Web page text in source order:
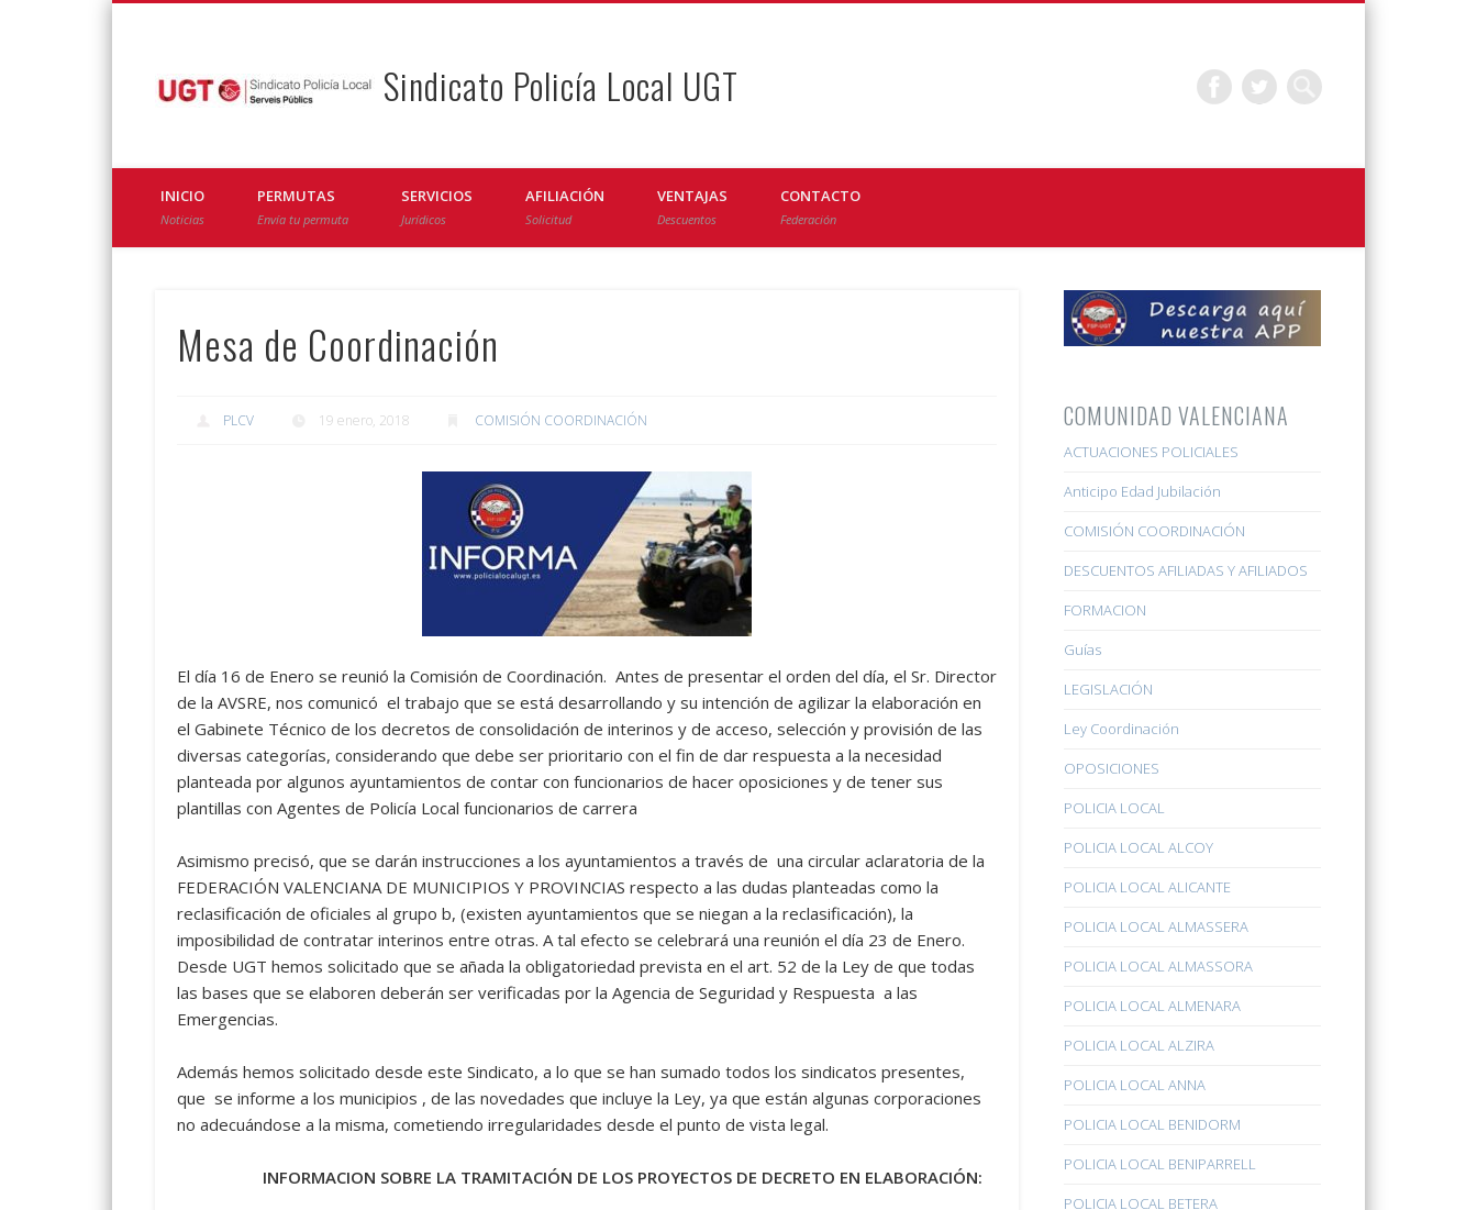
Sindicato Policía Local UGT
FacebookTwitter
INICIO
Noticias
PERMUTAS
Envía tu permuta
SERVICIOS
Jurídicos
AFILIACIÓN
Solicitud
VENTAJAS
Descuentos
CONTACTO
Federación
Mesa de Coordinación
PLCV 19 enero, 2018 COMISIÓN COORDINACIÓN
El día 16 de Enero se reunió la Comisión de Coordinación. Antes de presentar el orden del día, el Sr. Director
de la AVSRE, nos comunicó el trabajo que se está desarrollando y su intención de agilizar la elaboración en
el Gabinete Técnico de los decretos de consolidación de interinos y de acceso, selección y provisión de las
diversas categorías, considerando que debe ser prioritario con el fin de dar respuesta a la necesidad
planteada por algunos ayuntamientos de contar con funcionarios de hacer oposiciones y de tener sus
plantillas con Agentes de Policía Local funcionarios de carrera
Asimismo precisó, que se darán instrucciones a los ayuntamientos a través de una circular aclaratoria de la
FEDERACIÓN VALENCIANA DE MUNICIPIOS Y PROVINCIAS respecto a las dudas planteadas como la
reclasificación de oficiales al grupo b, (existen ayuntamientos que se niegan a la reclasificación), la
imposibilidad de contratar interinos entre otras. A tal efecto se celebrará una reunión el día 23 de Enero.
Desde UGT hemos solicitado que se añada la obligatoriedad prevista en el art. 52 de la Ley de que todas
las bases que se elaboren deberán ser verificadas por la Agencia de Seguridad y Respuesta a las
Emergencias.
Además hemos solicitado desde este Sindicato, a lo que se han sumado todos los sindicatos presentes,
que se informe a los municipios , de las novedades que incluye la Ley, ya que están algunas corporaciones
no adecuándose a la misma, cometiendo irregularidades desde el punto de vista legal.
INFORMACION SOBRE LA TRAMITACIÓN DE LOS PROYECTOS DE DECRETO EN ELABORACIÓN:
COMUNIDAD VALENCIANA
ACTUACIONES POLICIALES
Anticipo Edad Jubilación
COMISIÓN COORDINACIÓN
DESCUENTOS AFILIADAS Y AFILIADOS
FORMACION
Guías
LEGISLACIÓN
Ley Coordinación
OPOSICIONES
POLICIA LOCAL
POLICIA LOCAL ALCOY
POLICIA LOCAL ALICANTE
POLICIA LOCAL ALMASSERA
POLICIA LOCAL ALMASSORA
POLICIA LOCAL ALMENARA
POLICIA LOCAL ALZIRA
POLICIA LOCAL ANNA
POLICIA LOCAL BENIDORM
POLICIA LOCAL BENIPARRELL
POLICIA LOCAL BETERA